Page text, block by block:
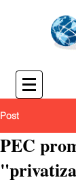
Post
PEC